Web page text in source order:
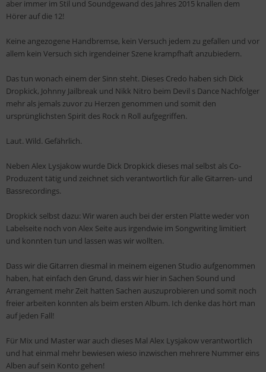
aber immer im Stil und Soundgewand des Jahres 2015 knallen dem
Hörer auf die 12!
Keine angezogene Handbremse, kein Versuch jedem zu gefallen und vor
allem kein Versuch sich irgendeiner Szene krampfhaft anzubiedern.
Das tun wonach einem der Sinn steht. Dieses Credo haben sich Dick
Dropkick, Johnny Jailbreak und Nikk Nitro beim Devil s Dance Nachfolger
mehr als jemals zuvor zu Herzen genommen und somit den
ursprünglichsten Spirit des Rock n Roll aufgegriffen.
Laut. Wild. Gefährlich.
Neben Alex Lysjakow wurde Dick Dropkick dieses mal selbst als Co-
Produzent tätig und zeichnet sich verantwortlich für alle Gitarren- und
Bassrecordings.
Dropkick selbst dazu: Wir waren auch bei der ersten Platte weder von
Labelseite noch von Alex Seite aus irgendwie im Songwriting limitiert
und konnten tun und lassen was wir wollten.
Dass wir die Gitarren diesmal in meinem eigenen Studio aufgenommen
haben, hat einfach den Grund, dass wir hier in Sachen Sound und
Arrangement mehr Zeit hatten Sachen auszuprobieren und somit noch
freier arbeiten konnten als beim ersten Album. Ich denke das hört man
auf jeden Fall!
Für Mix und Master war auch dieses Mal Alex Lysjakow verantwortlich
und hat einmal mehr bewiesen wieso inzwischen mehrere Nummer eins
Alben auf sein Konto gehen!